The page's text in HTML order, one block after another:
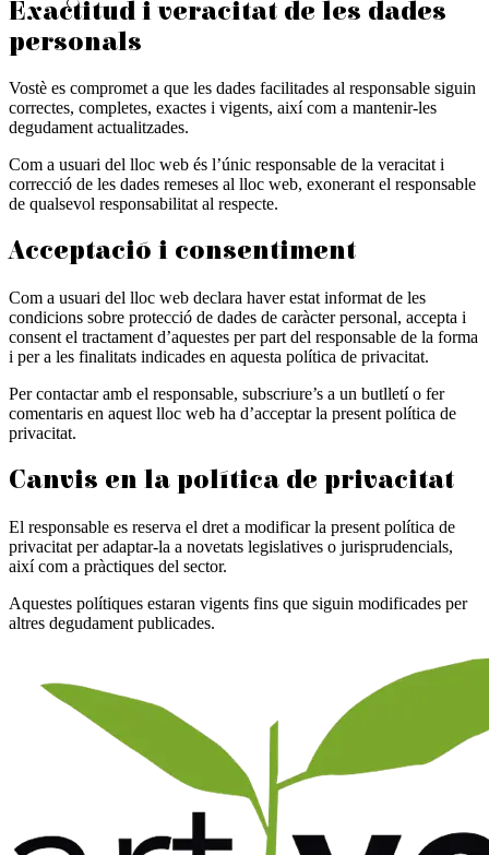
Exactitud i veracitat de les dades
personals
Vostè es compromet a que les dades facilitades al responsable siguin
correctes, completes, exactes i vigents, així com a mantenir-les
degudament actualitzades.
Com a usuari del lloc web és l’únic responsable de la veracitat i
correcció de les dades remeses al lloc web, exonerant el responsable
de qualsevol responsabilitat al respecte.
Acceptació i consentiment
Com a usuari del lloc web declara haver estat informat de les
condicions sobre protecció de dades de caràcter personal, accepta i
consent el tractament d’aquestes per part del responsable de la forma
i per a les finalitats indicades en aquesta política de privacitat.
Per contactar amb el responsable, subscriure’s a un butlletí o fer
comentaris en aquest lloc web ha d’acceptar la present política de
privacitat.
Canvis en la política de privacitat
El responsable es reserva el dret a modificar la present política de
privacitat per adaptar-la a novetats legislatives o jurisprudencials,
així com a pràctiques del sector.
Aquestes polítiques estaran vigents fins que siguin modificades per
altres degudament publicades.